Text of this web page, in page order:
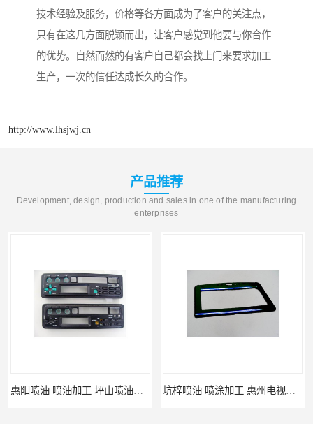
技术经验及服务，价格等各方面成为了客户的关注点，
只有在这几方面脱颖而出，让客户感觉到他要与你合作
的优势。自然而然的有客户自己都会找上门来要求加工
生产，一次的信任达成长久的合作。
http://www.lhsjwj.cn
产品推荐
Development, design, production and sales in one of the manufacturing
enterprises
惠阳喷油 喷油加工 坪山喷油加工 坑梓喷油 喷涂加工 惠州电视盒喷涂